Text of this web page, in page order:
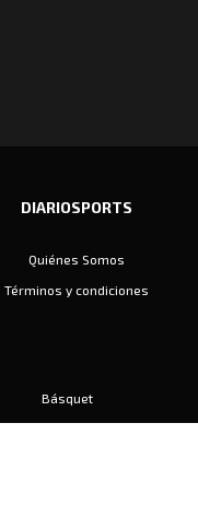
DIARIOSPORTS
Quiénes Somos
Términos y condiciones
Básquet